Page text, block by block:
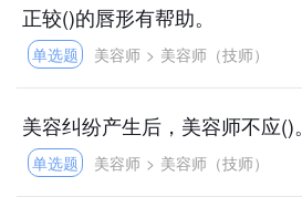
正较()的唇形有帮助。
单选题 美容师 > 美容师（技师）
美容纠纷产生后，美容师不应()。
单选题 美容师 > 美容师（技师）